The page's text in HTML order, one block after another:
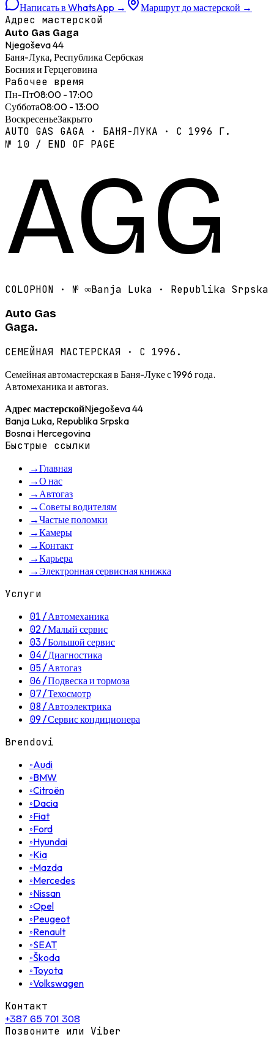
Написать в WhatsApp → Маршрут до мастерской →
Адрес мастерской
Auto Gas Gaga
Njegoševa 44
Баня-Лука, Республика Сербская
Босния и Герцеговина
Рабочее время
Пн-Пт08:00 - 17:00
Суббота08:00 - 13:00
ВоскресеньеЗакрыто
AUTO GAS GAGA · БАНЯ-ЛУКА · С 1996 Г.
№ 10 / END OF PAGE
AGG
COLOPHON · № ∞Banja Luka · Republika Srpska
Auto Gas
Gaga.
СЕМЕЙНАЯ МАСТЕРСКАЯ · С 1996.
Семейная автомастерская в Баня-Луке с 1996 года.
Автомеханика и автогаз.
Адрес мастерскойNjegoševa 44
Banja Luka, Republika Srpska
Bosna i Hercegovina
Быстрые ссылки
→Главная
→О нас
→Автогаз
→Советы водителям
→Частые поломки
→Камеры
→Контакт
→Карьера
→Электронная сервисная книжка
Услуги
01/Автомеханика
02/Малый сервис
03/Большой сервис
04/Диагностика
05/Автогаз
06/Подвеска и тормоза
07/Техосмотр
08/Автоэлектрика
09/Сервис кондиционера
Brendovi
◦Audi
◦BMW
◦Citroën
◦Dacia
◦Fiat
◦Ford
◦Hyundai
◦Kia
◦Mazda
◦Mercedes
◦Nissan
◦Opel
◦Peugeot
◦Renault
◦SEAT
◦Škoda
◦Toyota
◦Volkswagen
Контакт
+387 65 701 308
Позвоните или Viber